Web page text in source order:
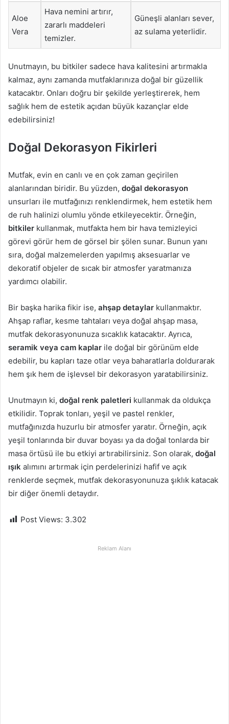
Aloe
Vera
Hava nemini artırır,
zararlı maddeleri
temizler.
Güneşli alanları sever,
az sulama yeterlidir.
Unutmayın, bu bitkiler sadece hava kalitesini artırmakla
kalmaz, aynı zamanda mutfaklarınıza doğal bir güzellik
katacaktır. Onları doğru bir şekilde yerleştirerek, hem
sağlık hem de estetik açıdan büyük kazançlar elde
edebilirsiniz!
Doğal Dekorasyon Fikirleri
Mutfak, evin en canlı ve en çok zaman geçirilen
alanlarından biridir. Bu yüzden, doğal dekorasyon
unsurları ile mutfağınızı renklendirmek, hem estetik hem
de ruh halinizi olumlu yönde etkileyecektir. Örneğin,
bitkiler kullanmak, mutfakta hem bir hava temizleyici
görevi görür hem de görsel bir şölen sunar. Bunun yanı
sıra, doğal malzemelerden yapılmış aksesuarlar ve
dekoratif objeler de sıcak bir atmosfer yaratmanıza
yardımcı olabilir.
Bir başka harika fikir ise, ahşap detaylar kullanmaktır.
Ahşap raflar, kesme tahtaları veya doğal ahşap masa,
mutfak dekorasyonunuza sıcaklık katacaktır. Ayrıca,
seramik veya cam kaplar ile doğal bir görünüm elde
edebilir, bu kapları taze otlar veya baharatlarla doldurarak
hem şık hem de işlevsel bir dekorasyon yaratabilirsiniz.
Unutmayın ki, doğal renk paletleri kullanmak da oldukça
etkilidir. Toprak tonları, yeşil ve pastel renkler,
mutfağınızda huzurlu bir atmosfer yaratır. Örneğin, açık
yeşil tonlarında bir duvar boyası ya da doğal tonlarda bir
masa örtüsü ile bu etkiyi artırabilirsiniz. Son olarak, doğal
ışık alımını artırmak için perdelerinizi hafif ve açık
renklerde seçmek, mutfak dekorasyonunuza şıklık katacak
bir diğer önemli detaydır.
Post Views: 3.302
Reklam Alanı